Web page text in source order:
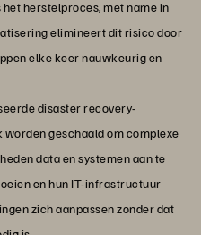
herstelproces, met name in
elimineert dit risico door
elke keer nauwkeurig en
disaster recovery-
geschaald om complexe
data en systemen aan te
en hun IT-infrastructuur
zich aanpassen zonder dat